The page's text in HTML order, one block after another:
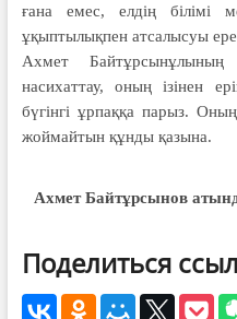
ғана емес, елдің
ұқыптылықпен атсалысуы
Ахмет Байтұрсынұлының
насихаттау, оның ізінен
бүгінгі ұрпаққа парыз.
жоймайтын құнды қазына.
Ахмет Байтұрсынов
Поделиться